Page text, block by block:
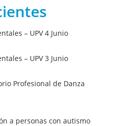
– UPV 4 Junio
– UPV 3 Junio
Profesional de Danza
a personas con autismo